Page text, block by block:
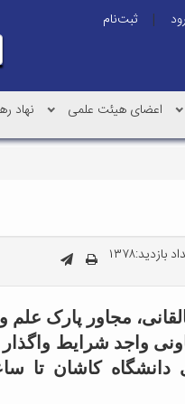
|
ثبت‌نام
اعضای هیئت علمی نهاد
بازدید:۱۳۷۸
مجاور پارک علم
و یا شرکت‌های تعاونی واجد